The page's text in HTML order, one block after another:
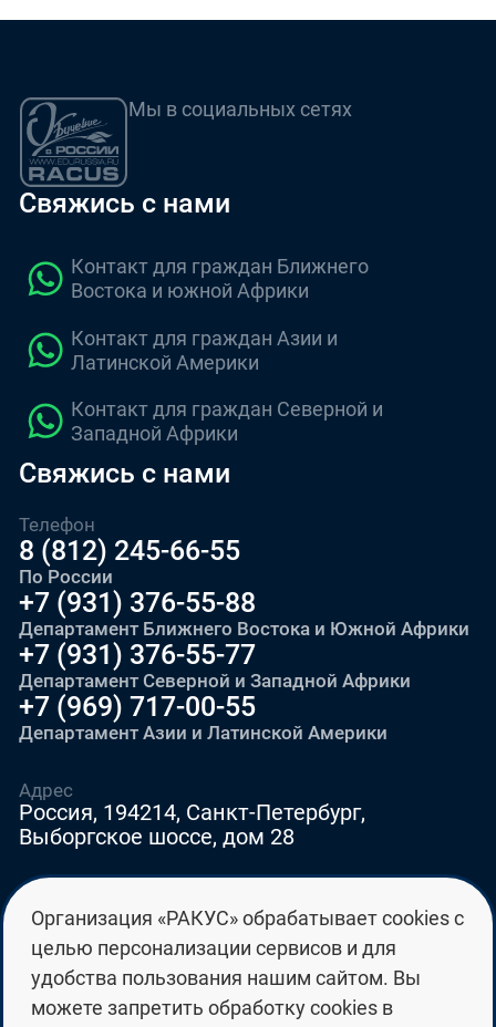
Мы в социальных сетях
Свяжись с нами
Контакт для граждан Ближнего
Востока и южной Африки
Контакт для граждан Азии и
Латинской Америки
Контакт для граждан Северной и
Западной Африки
Свяжись с нами
Телефон
8 (812) 245-66-55
По России
+7 (931) 376-55-88
Департамент Ближнего Востока и Южной Африки
+7 (931) 376-55-77
Департамент Северной и Западной Африки
+7 (969) 717-00-55
Департамент Азии и Латинской Америки
E-mail
education@edurussia.org
edurussia@racus.ru
Адрес
Россия, 194214, Санкт-Петербург,
Выборгское шоссе, дом 28
Организация «РАКУС» обрабатывает cookies с
целью персонализации сервисов и для
удобства пользования нашим сайтом. Вы
можете запретить обработку cookies в